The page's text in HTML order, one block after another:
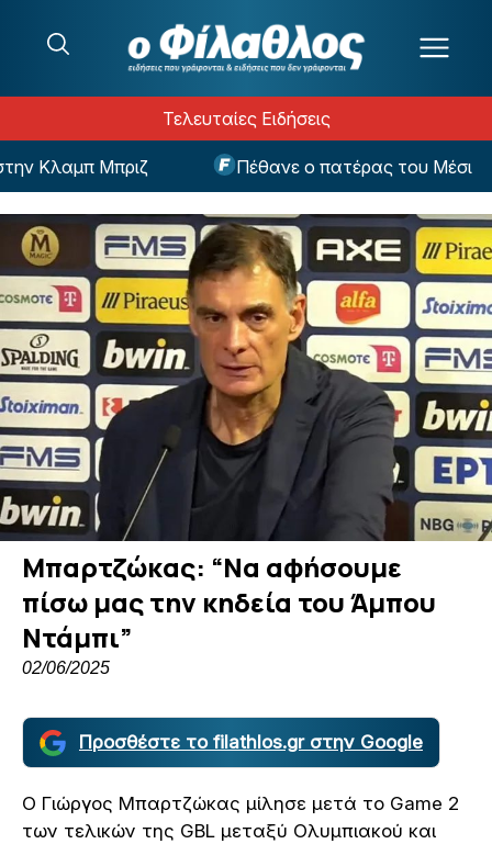
Τελευταίες Ειδήσεις
Μπριζ Πέθανε ο πατέρας του Μέσι
Μπαρτζώκας: “Να αφήσουμε
πίσω μας την κηδεία του Άμπου
Ντάμπι”
02/06/2025
Προσθέστε το filathlos.gr στην Google
Ο Γιώργος Μπαρτζώκας μίλησε μετά το Game 2
των τελικών της GBL μεταξύ Ολυμπιακού και